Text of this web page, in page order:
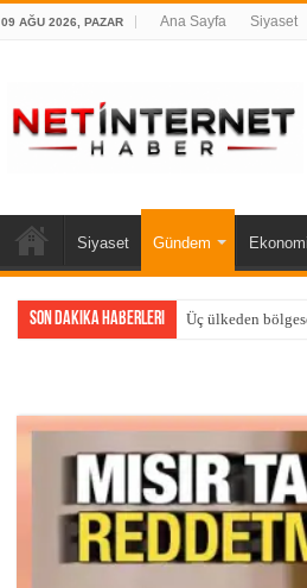
09 AĞU 2026, PAZAR Ana Sayfa Siyaset
Siyaset Gündem Ekonomi
Son Dakika Haberleri Üç ülkeden